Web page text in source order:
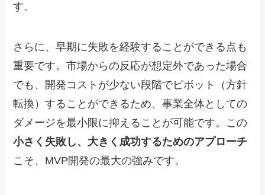
す。
さらに、早期に失敗を経験することができる点も
重要です。市場からの反応が想定外であった場合
でも、開発コストが少ない段階でピボット（方針
転換）することができるため、事業全体としての
ダメージを最小限に抑えることが可能です。この
小さく失敗し、大きく成功するためのアプローチ
こそ、MVP開発の最大の強みです。